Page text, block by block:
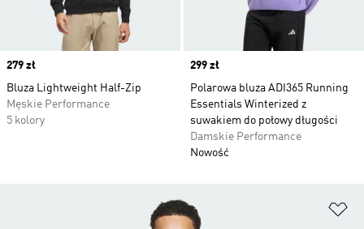
Price
279 zł
Bluza Lightweight Half-Zip
Męskie Performance
5 kolory
Price
299 zł
Polarowa bluza ADI365 Running
Essentials Winterized z
suwakiem do połowy długości
Damskie Performance
Nowość